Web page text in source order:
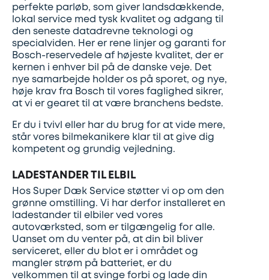
perfekte parløb, som giver landsdækkende,
lokal service med tysk kvalitet og adgang til
den seneste datadrevne teknologi og
specialviden. Her er rene linjer og garanti for
Bosch-reservedele af højeste kvalitet, der er
kernen i enhver bil på de danske veje. Det
nye samarbejde holder os på sporet, og nye,
høje krav fra Bosch til vores faglighed sikrer,
at vi er gearet til at være branchens bedste.
Er du i tvivl eller har du brug for at vide mere,
står vores bilmekanikere klar til at give dig
kompetent og grundig vejledning.
LADESTANDER TIL ELBIL
Hos Super Dæk Service støtter vi op om den
grønne omstilling. Vi har derfor installeret en
ladestander til elbiler ved vores
autoværksted, som er tilgængelig for alle.
Uanset om du venter på, at din bil bliver
serviceret, eller du blot er i området og
mangler strøm på batteriet, er du
velkommen til at svinge forbi og lade din